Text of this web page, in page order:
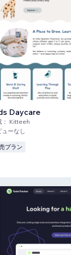
Daycare
Kitteeh
ューなし
プラン